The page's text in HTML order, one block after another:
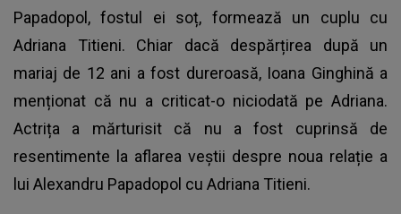
Papadopol, fostul ei soț, formează un cuplu cu
Adriana Titieni. Chiar dacă despărțirea după un
mariaj de 12 ani a fost dureroasă, Ioana Ginghină a
menționat că nu a criticat-o niciodată pe Adriana.
Actrița a mărturisit că nu a fost cuprinsă de
resentimente la aflarea veștii despre noua relație a
lui Alexandru Papadopol cu Adriana Titieni.